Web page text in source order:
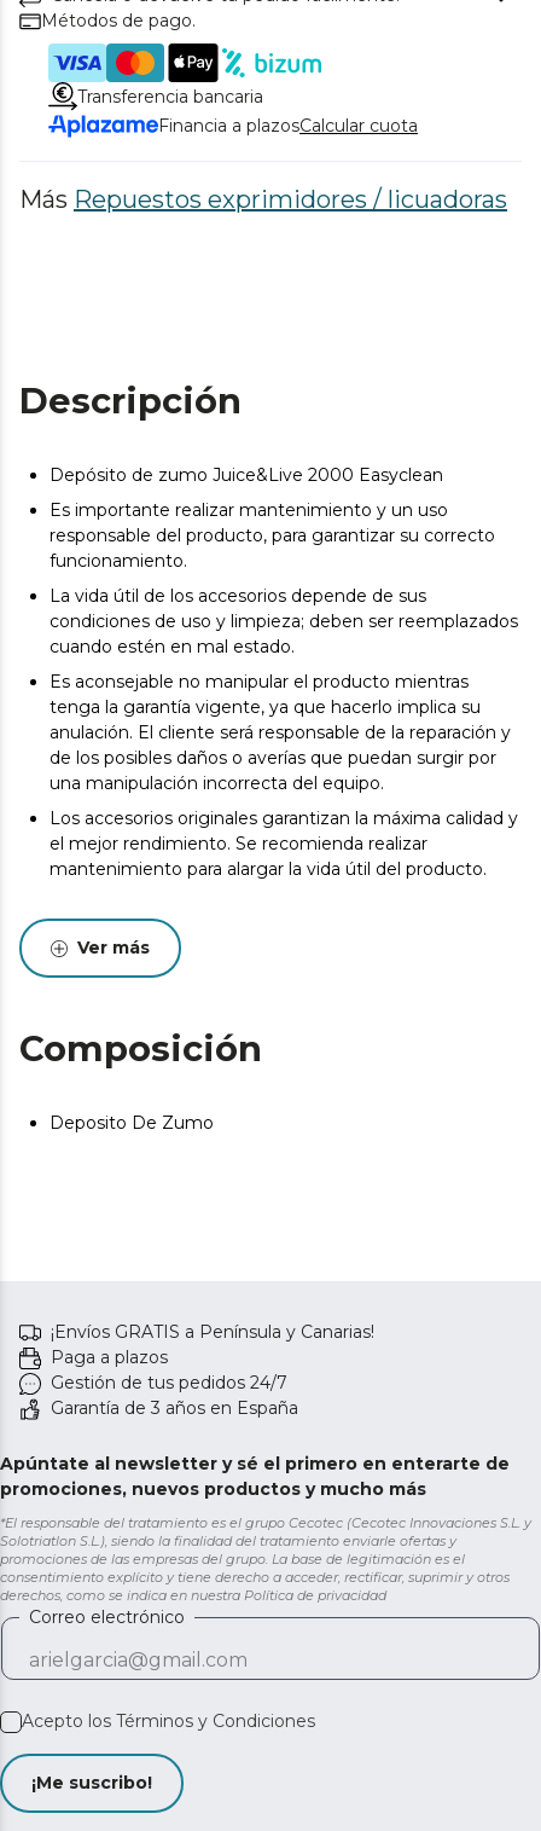
Métodos de pago.
Transferencia bancaria
Financia a plazosCalcular cuota
Más Repuestos exprimidores / licuadoras
Descripción
Depósito de zumo Juice&Live 2000 Easyclean
Es importante realizar mantenimiento y un uso
responsable del producto, para garantizar su correcto
funcionamiento.
La vida útil de los accesorios depende de sus
condiciones de uso y limpieza; deben ser reemplazados
cuando estén en mal estado.
Es aconsejable no manipular el producto mientras
tenga la garantía vigente, ya que hacerlo implica su
anulación. El cliente será responsable de la reparación y
de los posibles daños o averías que puedan surgir por
una manipulación incorrecta del equipo.
Los accesorios originales garantizan la máxima calidad y
el mejor rendimiento. Se recomienda realizar
mantenimiento para alargar la vida útil del producto.
Ver más
Composición
Deposito De Zumo
¡Envíos GRATIS a Península y Canarias!
Paga a plazos
Gestión de tus pedidos 24/7
Garantía de 3 años en España
Apúntate al newsletter y sé el primero en enterarte de
promociones, nuevos productos y mucho más
*El responsable del tratamiento es el grupo Cecotec (Cecotec Innovaciones S.L. y
Solotriatlon S.L.), siendo la finalidad del tratamiento enviarle ofertas y
promociones de las empresas del grupo. La base de legitimación es el
consentimiento explícito y tiene derecho a acceder, rectificar, suprimir y otros
derechos, como se indica en nuestra Política de privacidad
Correo electrónico
Acepto los Términos y Condiciones
¡Me suscribo!